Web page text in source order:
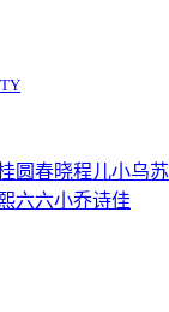
圆春晓程儿小乌苏
六六小乔诗佳